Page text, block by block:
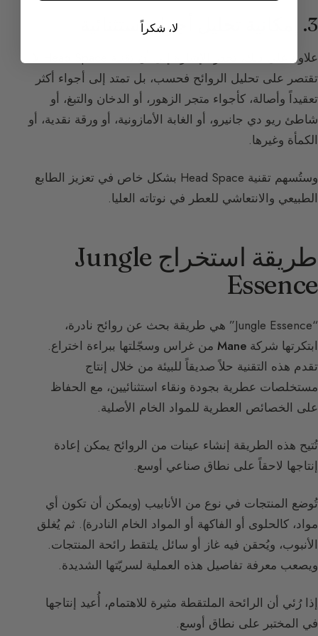
3. إمكانية تحليل أجواء استثنائية
تقتصر على تحليل الروائح فحسب، بل تمتد إلى أجواء أكثر
تعقيداً وأصالة، كأجواء متجر الزهور، أو الدخان والتبغ، أو
شاطئ ريو دي جانيرو، أو الغابة الأمازونية، أو ورقة نقدية، أو
الكمأة وغيرها.
وستُسهم تقنية Head Space بشكل خاص في تعزيز الطابع
الطبيعي والانتعاشي للعطر في نوتاته العليا.
طريقة استخراج Jungle
Essence
“Jungle Essence” هي طريقة بحث عن روائح نادرة،
ابتكرتها شركة Mane من غراس وسجّلتها ببراءة اختراع.
تقدم هذه التقنية حلاً صديقاً للبيئة من خلال إنتاج
مستخلصات عطرية بجودة ونقاء استثنائيين، مع الحفاظ
على الخصائص العطرية للمواد الخام الأصلية.
تُتيح هذه الطريقة إنشاء عينات من الروائح يمكن إعادة
إنتاجها لاحقاً على نطاق صناعي أوسع.
تُوضع المنتجات في نوع من الأنابيب (ويمكن أن تكون أي
مواد، كالحلوى أو الفاكهة أو المواد الخام النادرة). ثم يُغلق
الأنبوب، ويُحقن فيه غاز أو سائل يلتقط رائحة المنتجات.
ويصعب معرفة تفاصيل هذه العملية لسريّتها الشديدة.
إذا رُئي أن الرائحة الملتقطة مثيرة للاهتمام، أُعيد إنتاجها
في المختبر على نطاق أوسع.
لا، شكراً